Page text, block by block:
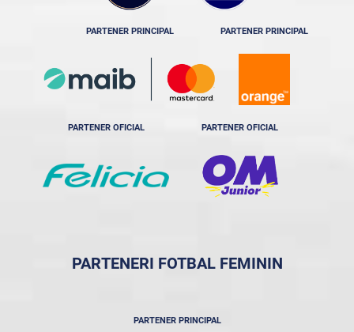
PARTENER PRINCIPAL PARTENER PRINCIPAL
PARTENER OFICIAL PARTENER OFICIAL
PARTENERI FOTBAL FEMININ
PARTENER PRINCIPAL